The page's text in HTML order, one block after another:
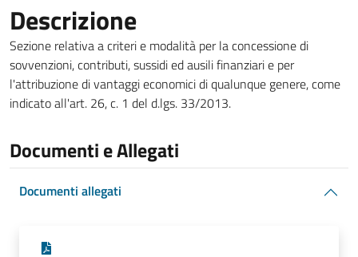
Descrizione
Sezione relativa a criteri e modalità per la concessione di
sovvenzioni, contributi, sussidi ed ausili finanziari e per
l'attribuzione di vantaggi economici di qualunque genere, come
indicato all'art. 26, c. 1 del d.lgs. 33/2013.
Documenti e Allegati
Documenti allegati